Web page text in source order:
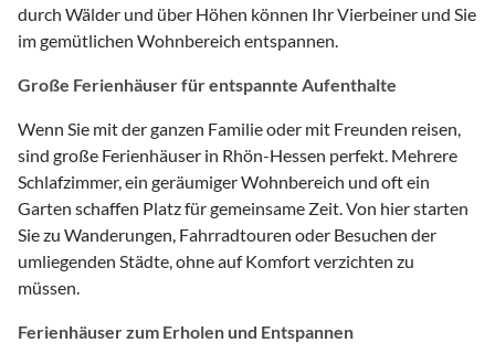
durch Wälder und über Höhen können Ihr Vierbeiner und Sie
im gemütlichen Wohnbereich entspannen.
Große Ferienhäuser für entspannte Aufenthalte
Wenn Sie mit der ganzen Familie oder mit Freunden reisen,
sind große Ferienhäuser in Rhön-Hessen perfekt. Mehrere
Schlafzimmer, ein geräumiger Wohnbereich und oft ein
Garten schaffen Platz für gemeinsame Zeit. Von hier starten
Sie zu Wanderungen, Fahrradtouren oder Besuchen der
umliegenden Städte, ohne auf Komfort verzichten zu
müssen.
Ferienhäuser zum Erholen und Entspannen